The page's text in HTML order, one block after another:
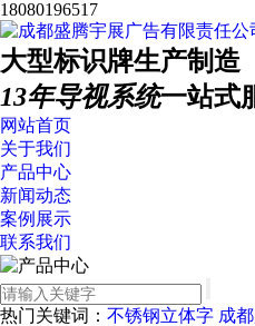
18080196517
大型标识牌生产制造
13年导视系统一站式
网站首页
关于我们
产品中心
新闻动态
案例展示
联系我们
热门关键词： 不锈钢立体字 成